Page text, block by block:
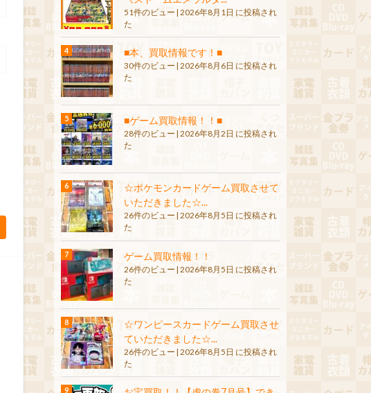
51件のビュー | 2026年8月1日 に投稿され
た
■本、買取情報です！■
30件のビュー
2026年8月6日 に投稿され
た
■ゲーム買取情報！！■
28件のビュー | 2026年8月2日 に投稿され
た
☆ポケモンカードゲーム買取させて
いただきました☆...
26件のビュー
2026年8月5日 に投稿され
た
ゲーム買取情報！！
26件のビュー | 2026年8月5日 に投稿され
た
☆ワンピースカードゲーム買取させ
ていただきました☆...
26件のビュー | 2026年8月5日 に投稿され
た